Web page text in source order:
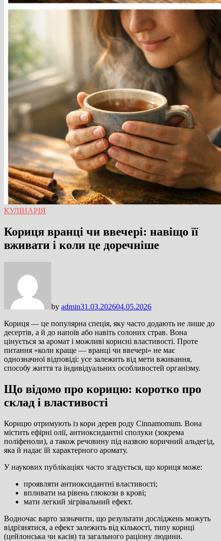
КУЛІНАРІЯ
Кориця вранці чи ввечері: навіщо її
вживати і коли це доречніше
by admin31.03.202604.05.2026
Кориця — це популярна спеція, яку часто додають не лише до
десертів, а й до напоїв або навіть солоних страв. Вона
цінується за аромат і можливі корисні властивості. Проте
питання «коли краще — вранці чи ввечері» не має
однозначної відповіді: усе залежить від мети вживання,
способу життя та індивідуальних особливостей організму.
Що відомо про корицю: коротко про
склад і властивості
Корицю отримують із кори дерев роду Cinnamomum. Вона
містить ефірні олії, антиоксидантні сполуки (зокрема
поліфеноли), а також речовину під назвою коричний альдегід,
яка й надає їй характерного аромату.
У наукових публікаціях часто згадується, що кориця може:
проявляти антиоксидантні властивості;
впливати на рівень глюкози в крові;
мати легкий зігрівальний ефект.
Водночас варто зазначити, що результати досліджень можуть
відрізнятися, а ефект залежить від кількості, типу кориці
(цейлонська чи касія) та загального раціону людини.